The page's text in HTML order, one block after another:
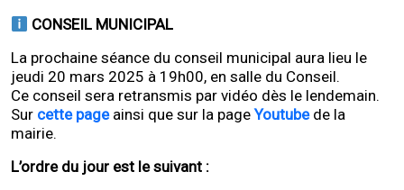
CONSEIL MUNICIPAL
La prochaine séance du conseil municipal aura lieu le
jeudi 20 mars 2025 à 19h00, en salle du Conseil.
Ce conseil sera retransmis par vidéo dès le lendemain.
Sur cette pageainsi que sur la pageYoutubede la
mairie.
L’ordre du jour est le suivant :